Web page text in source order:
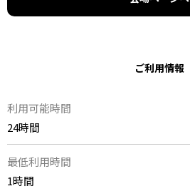
ご利用情報
利用可能時間
24時間
最低利用時間
1時間